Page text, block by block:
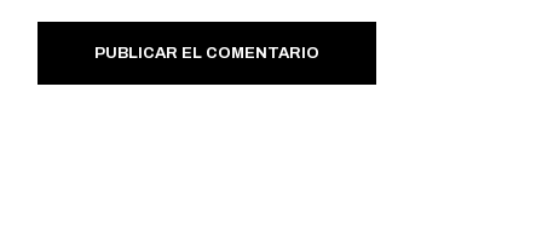
PUBLICAR EL COMENTARIO